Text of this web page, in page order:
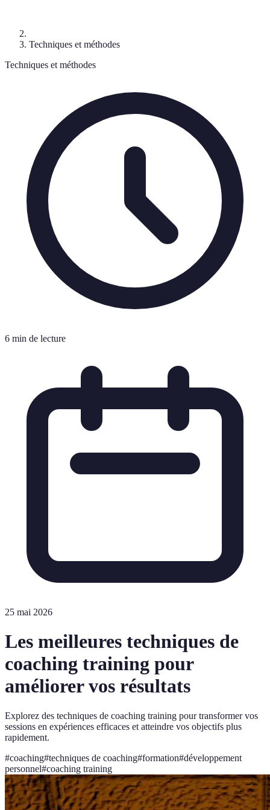
Techniques et méthodes
Techniques et méthodes
6 min de lecture
25 mai 2026
Les meilleures techniques de
coaching training pour
améliorer vos résultats
Explorez des techniques de coaching training pour transformer vos
sessions en expériences efficaces et atteindre vos objectifs plus
rapidement.
#coaching#techniques de coaching#formation#développement
personnel#coaching training